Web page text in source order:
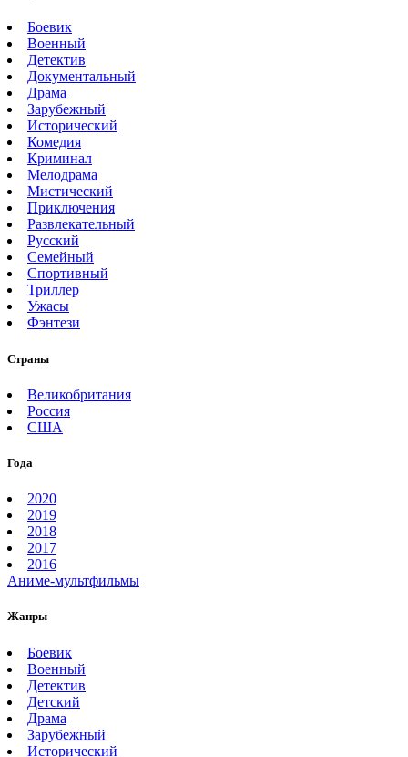
Боевик
Военный
Детектив
Документальный
Драма
Зарубежный
Исторический
Комедия
Криминал
Мелодрама
Мистический
Приключения
Развлекательный
Русский
Семейный
Спортивный
Триллер
Ужасы
Фэнтези
Страны
Великобритания
Россия
США
Года
2020
2019
2018
2017
2016
Аниме-мультфильмы
Жанры
Боевик
Военный
Детектив
Детский
Драма
Зарубежный
Исторический